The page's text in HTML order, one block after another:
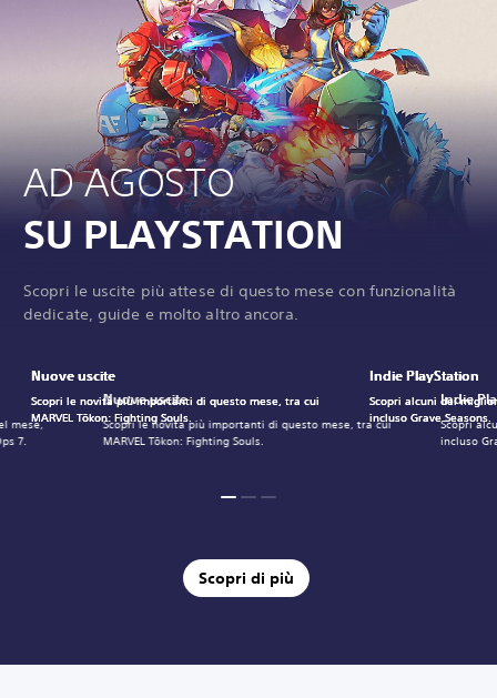
AD AGOSTO
SU PLAYSTATION
Scopri le uscite più attese di questo mese con funzionalità
dedicate, guide e molto altro ancora.
Nuove uscite
Scopri le novità più importanti di questo mese, tra cui
MARVEL Tōkon: Fighting Souls.
Indie
Scopri
incluso
mese,
7.
Nuove uscite
Scopri le novità più importanti di questo mese, tra cui
MARVEL Tōkon: Fighting Souls.
Indie PlayStation
Scopri alcuni dei
incluso Grave Seasons.
Nuove uscite
Scopri le novità più importanti di questo mese, tra cui
MARVEL Tōkon: Fighting Souls.
Indie PlayStation
Scopri alcuni dei
incluso Grave Seasons.
Nuove uscite
Scopri le novità più importanti di questo mese, tra cui
MARVEL Tōkon: Fighting Souls.
Indie PlayStation
Scopri alcuni dei
incluso Grave Seasons.
Scopri di più